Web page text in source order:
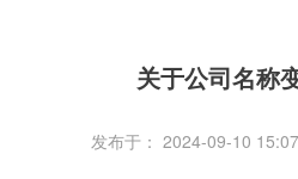
关于公司名称
发布于： 2024-09-10 15:07